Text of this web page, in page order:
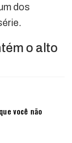
dos
o alto
você não